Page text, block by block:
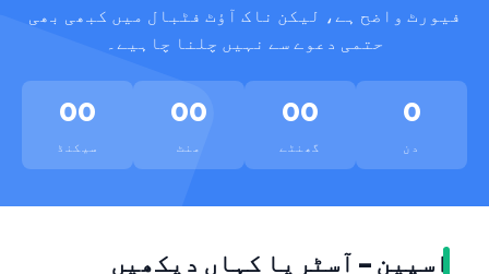
فیورٹ واضح ہے، لیکن ناک آؤٹ فٹبال میں کبھی بھی
حتمی دعوے سے نہیں چلنا چاہیے۔
0
دن
00
گھنٹے
00
منٹ
00
سیکنڈ
اسپین – آسٹریا کہاں دیکھیں